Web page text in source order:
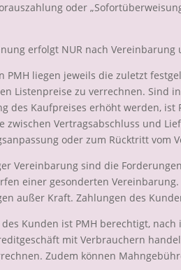
oder
erfolgt NUR nach
PMH liegen jeweils die zuletzt
Listenpreise zu verrechnen. Sind
des Kaufpreises erhöht werden,
zwischen Vertragsabschluss und
oder zum Rücktritt vom
Vereinbarung sind die
einer gesonderten
außer Kraft. Zahlungen des
Kunden ist PMH berechtigt,
mit Verbrauchern
Zudem können